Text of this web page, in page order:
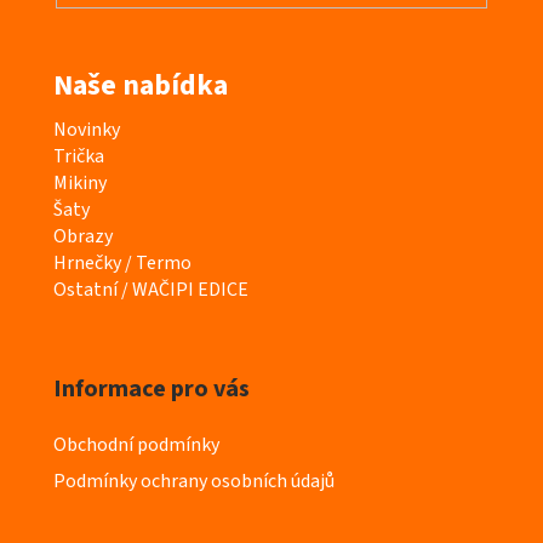
Naše nabídka
K
a
t
e
g
o
r
Novinky
Trička
Mikiny
Šaty
Obrazy
Hrnečky / Termo
Ostatní / WAČIPI EDICE
Informace pro vás
Obchodní podmínky
Podmínky ochrany osobních údajů